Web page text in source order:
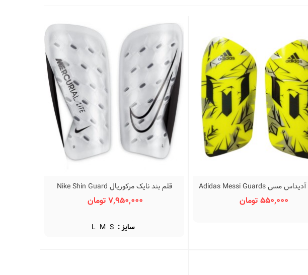
نمایش سریعقلمبند آدیداس مسی Adidas Messi Guards
2
550,000 تومان
نمایش سریع
قلم بند نایک مرکوریال Nike Shin Guard
Mercurial DN3611-100
7,950,000 تومان
سایز : S
M
L